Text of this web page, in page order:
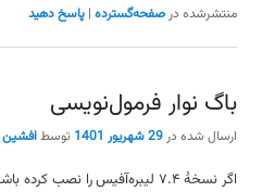
منتشرشده در صفحه‌گسترده |پاسخ دهید
باگ نوار فرمول‌نویسی
ارسال شده در29 شهریور 1401 توسطافشین
اگر نسخهٔ ۷.۴ لیبره‌آفیس را نصب